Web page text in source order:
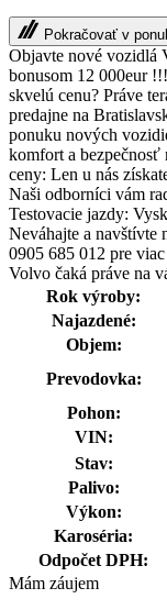
Pokračovať v
Objavte nové vozidlá
bonusom 12 000eur
skvelú cenu? Práve
predajne na
ponuku nových
komfort a bezpečnosť
ceny: Len u nás
Naši odborníci vám
Testovacie jazdy:
Neváhajte a navštívte
0905 685 012 pre
Volvo čaká práve na
Rok výroby:
Najazdené:
Objem:
Prevodovka:
Pohon:
VIN:
Stav:
Palivo:
Výkon:
Karoséria:
Odpočet DPH:
Mám záujem